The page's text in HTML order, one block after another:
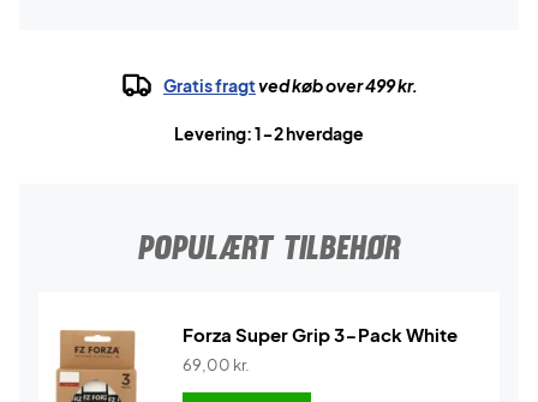
Gratis fragtved køb over 499 kr.
Levering: 1-2 hverdage
POPULÆRT TILBEHØR
Forza Super Grip 3-Pack White
69,00 kr.